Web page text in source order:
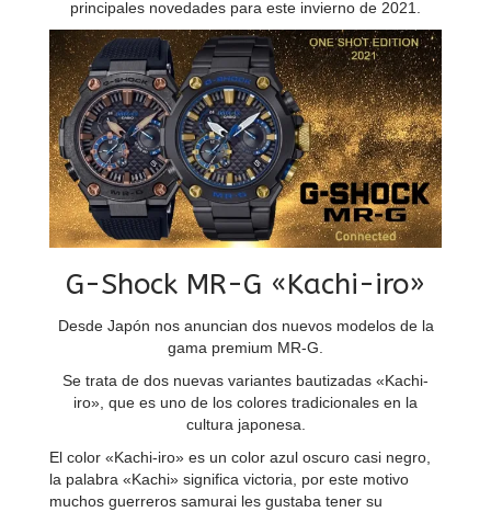
principales novedades para este invierno de 2021.
G-Shock MR-G «Kachi-iro»
Desde Japón nos anuncian dos nuevos modelos de la
gama premium MR-G.
Se trata de dos nuevas variantes bautizadas «Kachi-
iro», que es uno de los colores tradicionales en la
cultura japonesa.
El color «Kachi-iro» es un color azul oscuro casi negro,
la palabra «Kachi» significa victoria, por este motivo
muchos guerreros samurai les gustaba tener su